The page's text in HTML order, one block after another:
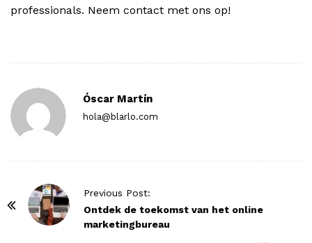
professionals. Neem contact met ons op!
Óscar Martín
hola@blarlo.com
Previous Post:
Ontdek de toekomst van het online
marketingbureau